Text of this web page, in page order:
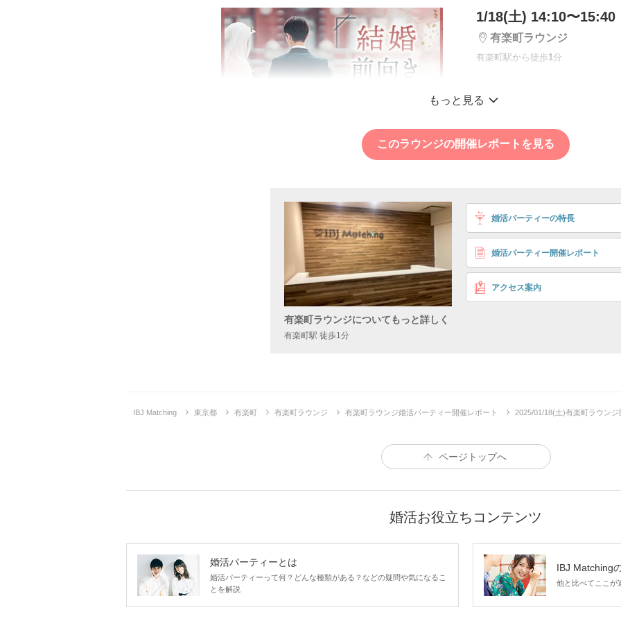
1/18(土) 14:10〜15:40
有楽町ラウンジ
有楽町駅から徒歩1分
＼尊重し合える関係
男性
男性
②700万円以上
※いずれかに当
方
〈外見〉 実年齢より若
結婚 に前向きな男女
もっと見る
このラウンジの開催レポートを見る
有楽町ラウンジについてもっと詳しく
有楽町駅 徒歩1分
婚活パーティーの特長
婚活パーティー開催レポート
アクセス案内
IBJ Matching 東京都 有楽町 有楽町ラウンジ 有楽町ラウンジ婚活パーティー開催レポート 2025/01/18(土)有楽町ラウンジ
ページトップへ
婚活お役立ちコンテンツ
婚活パーティーとは
婚活パーティーって何？どんな種類がある？などの疑問や気になるこ
とを解説
IBJ Matching
他と比べてここが